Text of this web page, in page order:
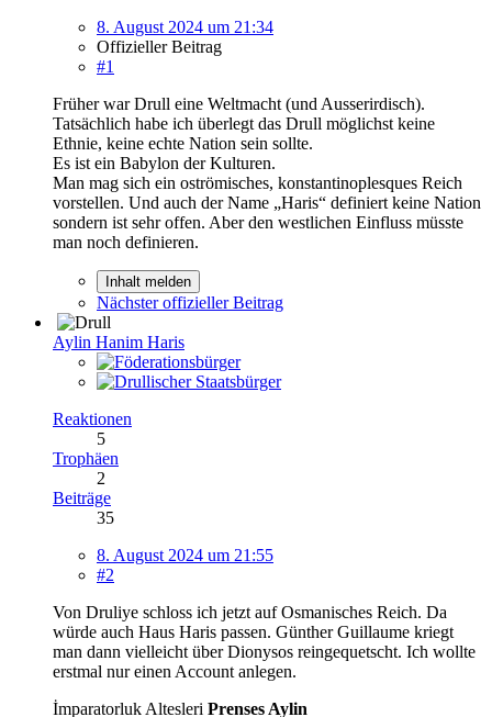
8. August 2024 um 21:34
Offizieller Beitrag
#1
Früher war Drull eine Weltmacht (und Ausserirdisch).
Tatsächlich habe ich überlegt das Drull möglichst keine
Ethnie, keine echte Nation sein sollte.
Es ist ein Babylon der Kulturen.
Man mag sich ein oströmisches, konstantinoplesques Reich
vorstellen. Und auch der Name „Haris“ definiert keine Nation
sondern ist sehr offen. Aber den westlichen Einfluss müsste
man noch definieren.
Inhalt melden
Nächster offizieller Beitrag
Aylin Hanim Haris
Reaktionen
5
Trophäen
2
Beiträge
35
8. August 2024 um 21:55
#2
Von Druliye schloss ich jetzt auf Osmanisches Reich. Da
würde auch Haus Haris passen. Günther Guillaume kriegt
man dann vielleicht über Dionysos reingequetscht. Ich wollte
erstmal nur einen Account anlegen.
İmparatorluk Altesleri Prenses Aylin